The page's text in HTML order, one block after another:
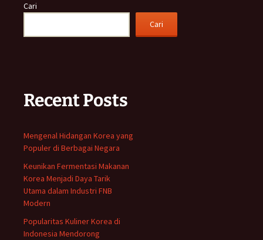
Cari
Cari
Recent Posts
Mengenal Hidangan Korea yang
Populer di Berbagai Negara
Keunikan Fermentasi Makanan
Korea Menjadi Daya Tarik
Utama dalam Industri FNB
Modern
Popularitas Kuliner Korea di
Indonesia Mendorong